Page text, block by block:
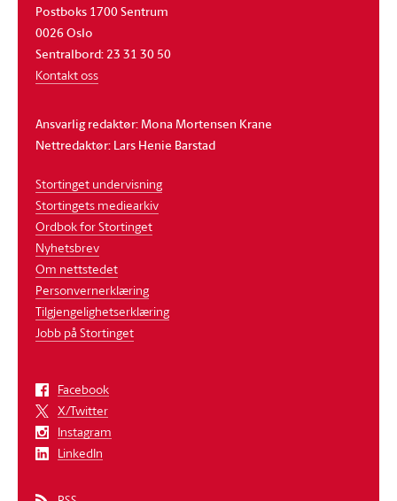
Postboks 1700 Sentrum
0026 Oslo
Sentralbord: 23 31 30 50
Kontakt oss
Ansvarlig redaktør: Mona Mortensen Krane
Nettredaktør: Lars Henie Barstad
Stortinget undervisning
Stortingets mediearkiv
Ordbok for Stortinget
Nyhetsbrev
Om nettstedet
Personvernerklæring
Tilgjengelighetserklæring
Jobb på Stortinget
Facebook
X/Twitter
Instagram
LinkedIn